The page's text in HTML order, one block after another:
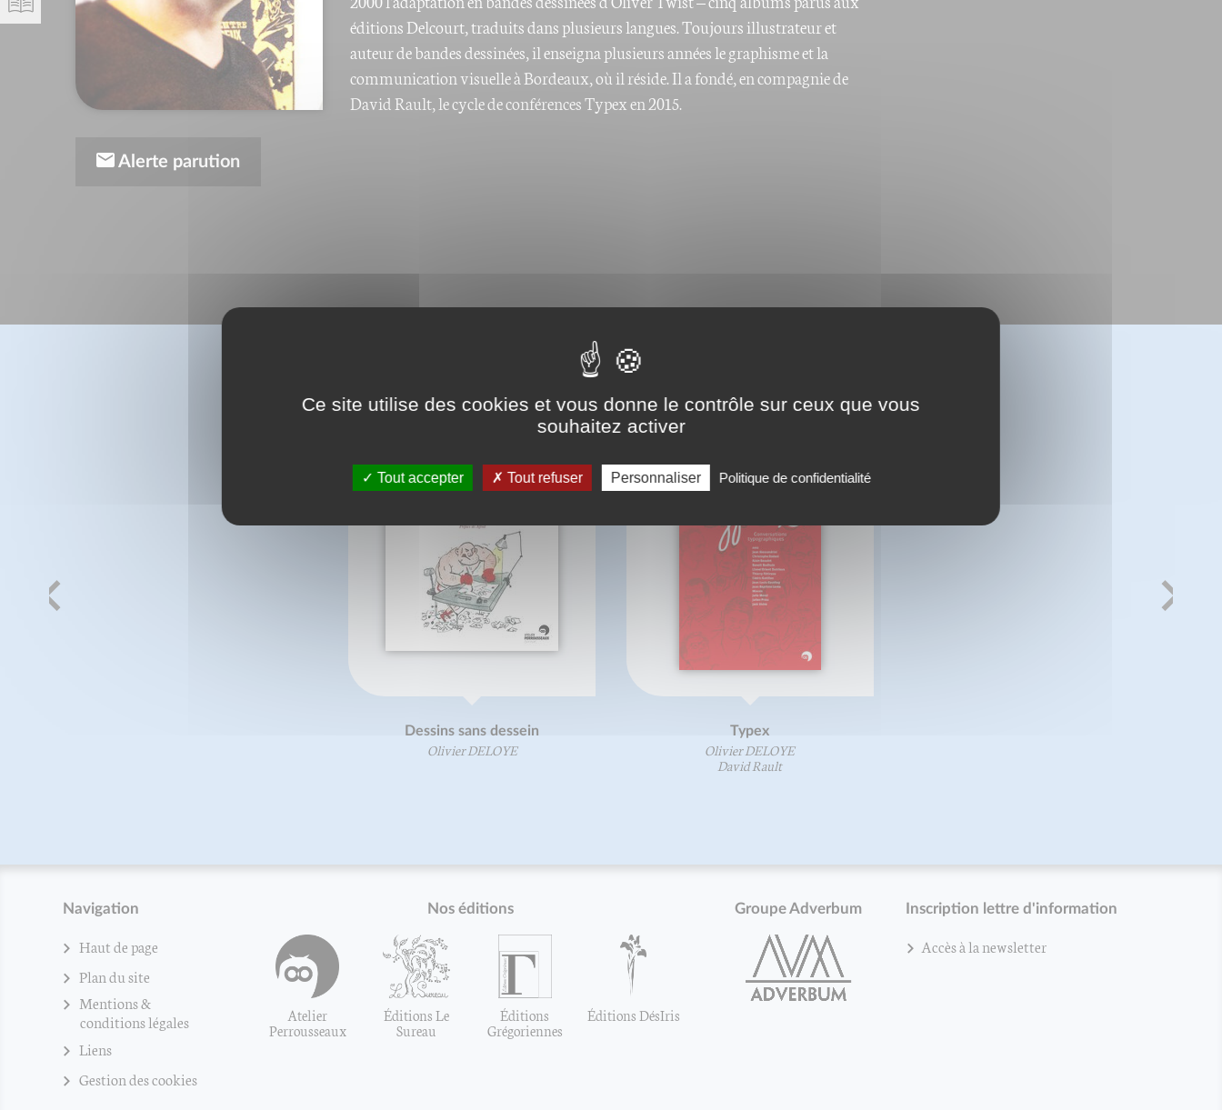
Alerte parution
éditions Delcourt, traduits dans plusieurs langues. Toujours illustrateur et
auteur de bandes dessinées, il enseigna plusieurs années le graphisme et la
communication visuelle à Bordeaux, où il réside. Il a fondé, en compagnie de
David Rault, le cycle de conférences Typex en 2015.
BIBLIOGRAPHIE
Dessins sans dessein
Olivier DELOYE
Typex
Olivier DELOYE
David Rault
Navigation
Haut de page
Plan du site
Mentions &
conditions légales
Liens
Gestion des cookies
Nos éditions
Atelier
Perrousseaux
Éditions Le
Sureau
Éditions
Grégoriennes
Éditions DésIris
Groupe Adverbum Inscription lettre d'information
Accès à la newsletter
Ce site utilise des cookies et vous donne le contrôle sur ceux que vous
souhaitez activer
Tout accepter Tout refuser Personnaliser Politique de confidentialité